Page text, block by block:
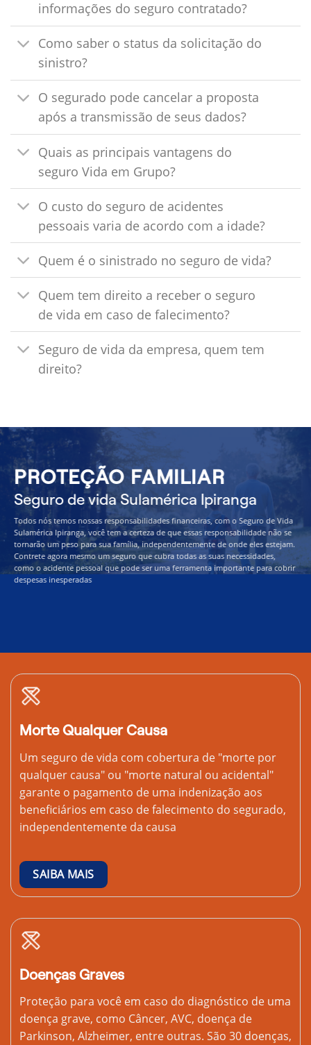
informações do seguro contratado?
Como saber o status da solicitação do
sinistro?
O segurado pode cancelar a proposta
após a transmissão de seus dados?
Quais as principais vantagens do
seguro Vida em Grupo?
O custo do seguro de acidentes
pessoais varia de acordo com a idade?
Quem é o sinistrado no seguro de vida?
Quem tem direito a receber o seguro
de vida em caso de falecimento?
Seguro de vida da empresa, quem tem
direito?
PROTEÇÃO FAMILIAR
Seguro de vida Sulamérica Ipiranga
Todos nós temos nossas responsabilidades financeiras, com o Seguro de Vida
Sulamérica Ipiranga, você tem a certeza de que essas responsabilidade não se
tornarão um peso para sua família, independentemente de onde eles estejam.
Contrete agora mesmo um seguro que cubra todas as suas necessidades,
como o acidente pessoal que pode ser uma ferramenta importante para cobrir
despesas inesperadas
Morte Qualquer Causa
Um seguro de vida com cobertura de "morte por
qualquer causa" ou "morte natural ou acidental"
garante o pagamento de uma indenização aos
beneficiários em caso de falecimento do segurado,
independentemente da causa
SAIBA MAIS
Doenças Graves
Proteção para você em caso do diagnóstico de uma
doença grave, como Câncer, AVC, doença de
Parkinson, Alzheimer, entre outras. São 30 doenças,